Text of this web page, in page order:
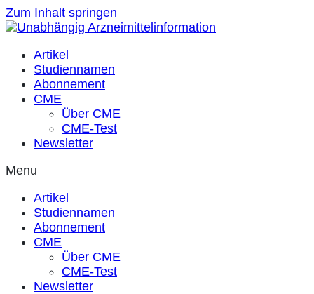
Zum Inhalt springen
Artikel
Studiennamen
Abonnement
CME
Über CME
CME-Test
Newsletter
Menu
Artikel
Studiennamen
Abonnement
CME
Über CME
CME-Test
Newsletter